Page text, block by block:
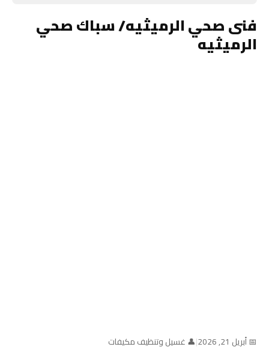
فنى صحي الرميثيه/ سباك صحي
الرميثيه
📅 أبريل 21, 2026 |👤 غسيل وتنظيف مكيفات